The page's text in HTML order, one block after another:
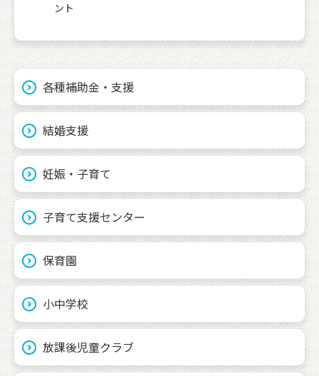
ント
各種補助金・支援
結婚支援
妊娠・子育て
子育て支援センター
保育園
小中学校
放課後児童クラブ